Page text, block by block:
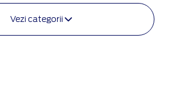
Vezi categorii